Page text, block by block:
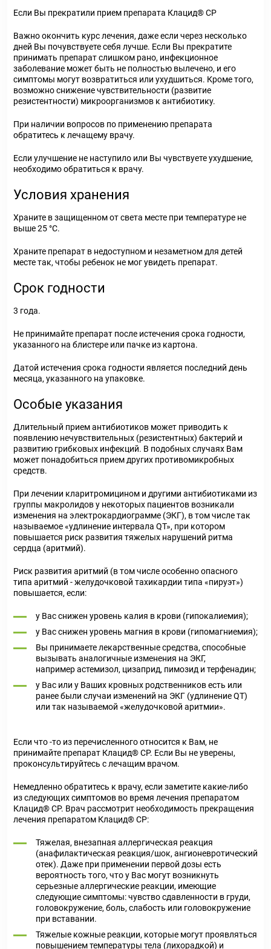
Если Вы прекратили прием препарата Клацид® СР
Важно окончить курс лечения, даже если через несколько
дней Вы почувствуете себя лучше. Если Вы прекратите
принимать препарат слишком рано, инфекционное
заболевание может быть не полностью вылечено, и его
симптомы могут возвратиться или ухудшиться. Кроме того,
возможно снижение чувствительности (развитие
резистентности) микроорганизмов к антибиотику.
При наличии вопросов по применению препарата
обратитесь к лечащему врачу.
Если улучшение не наступило или Вы чувствуете ухудшение,
необходимо обратиться к врачу.
Условия хранения
Храните в защищенном от света месте при температуре не
выше 25 °С.
Храните препарат в недоступном и незаметном для детей
месте так, чтобы ребенок не мог увидеть препарат.
Срок годности
3 года.
Не принимайте препарат после истечения срока годности,
указанного на блистере или пачке из картона.
Датой истечения срока годности является последний день
месяца, указанного на упаковке.
Особые указания
Длительный прием антибиотиков может приводить к
появлению нечувствительных (резистентных) бактерий и
развитию грибковых инфекций. В подобных случаях Вам
может понадобиться прием других противомикробных
средств.
При лечении кларитромицином и другими антибиотиками из
группы макролидов у некоторых пациентов возникали
изменения на электрокардиограмме (ЭКГ), в том числе так
называемое «удлинение интервала QT», при котором
повышается риск развития тяжелых нарушений ритма
сердца (аритмий).
Риск развития аритмий (в том числе особенно опасного
типа аритмий - желудочковой тахикардии типа «пируэт»)
повышается, если:
у Вас снижен уровень калия в крови (гипокалиемия);
у Вас снижен уровень магния в крови (гипомагниемия);
Вы принимаете лекарственные средства, способные
вызывать аналогичные изменения на ЭКГ,
например астемизол, цизаприд, пимозид и терфенадин;
у Вас или у Ваших кровных родственников есть или
ранее были случаи изменений на ЭКГ (удлинение QT)
или так называемой «желудочковой аритмии».
Если что -то из перечисленного относится к Вам, не
принимайте препарат Клацид® СР. Если Вы не уверены,
проконсультируйтесь с лечащим врачом.
Немедленно обратитесь к врачу, если заметите какие-либо
из следующих симптомов во время лечения препаратом
Клацид® СР. Врач рассмотрит необходимость прекращения
лечения препаратом Клацид® СР:
Тяжелая, внезапная аллергическая реакция
(анафилактическая реакция/шок, ангионевротический
отек). Даже при применении первой дозы есть
вероятность того, что у Вас могут возникнуть
серьезные аллергические реакции, имеющие
следующие симптомы: чувство сдавленности в груди,
головокружение, боль, слабость или головокружение
при вставании.
Тяжелые кожные реакции, которые могут проявляться
повышением температуры тела (лихорадкой) и